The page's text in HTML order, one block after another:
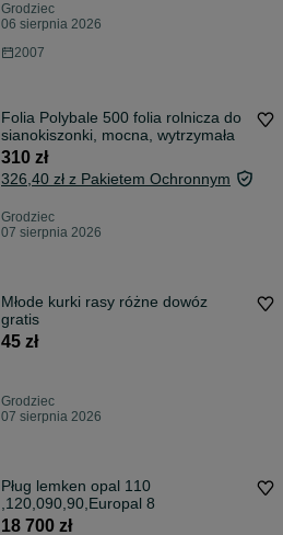
Grodziec
06 sierpnia 2026
2007
Folia Polybale 500 folia rolnicza do
sianokiszonki, mocna, wytrzymała
310 zł
326,40 zł z Pakietem Ochronnym
Grodziec
07 sierpnia 2026
Młode kurki rasy różne dowóz
gratis
45 zł
Grodziec
07 sierpnia 2026
Pług lemken opal 110
,120,090,90,Europal 8
18 700 zł